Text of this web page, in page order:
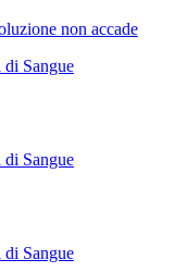
non accade
Sangue
Sangue
Sangue